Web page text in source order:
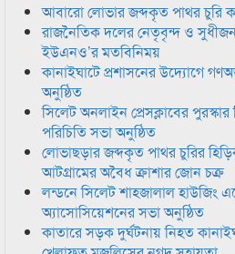
আবারো লোভার জব্দকৃত পাথর চুরি
রাজনৈতিক দলের নেতৃবৃন্দ ও
ইউএনও’র মতবিনিময়
কানাইঘাটে প্রশাসনের উদ্যোগে
অনুষ্ঠিত
সিলেট অনলাইন প্রেসক্লাবের
পরিচিতি সভা অনুষ্ঠিত
লোভাছড়ার জব্দকৃত পাথর চুরির
আটগ্রামের অবৈধ ক্রাশার জোন চক্র
লন্ডনে সিলেট শাহজালাল হাউজিং
অ্যাসোসিয়েশনের সভা অনুষ্ঠিত
কাতারে সড়ক দুর্ঘটনায় নিহত